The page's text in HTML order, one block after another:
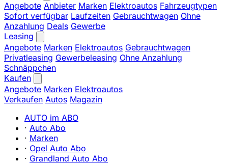
Angebote Anbieter Marken Elektroautos Fahrzeugtypen
Sofort verfügbar Laufzeiten Gebrauchtwagen Ohne
Anzahlung Deals Gewerbe
Leasing
Angebote Marken Elektroautos Gebrauchtwagen
Privatleasing Gewerbeleasing Ohne Anzahlung
Schnäppchen
Kaufen
Angebote Marken Elektroautos
Verkaufen Autos Magazin
AUTO im ABO
· Auto Abo
· Marken
· Opel Auto Abo
· Grandland Auto Abo